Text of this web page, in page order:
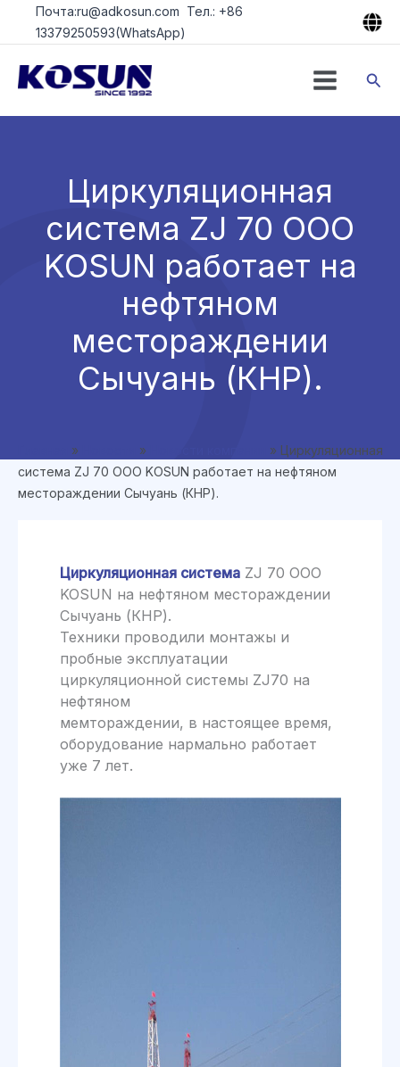
ПерейтиПочта:ru@adkosun.com Тел.: +86
13379250593(WhatsApp)
Циркуляционная
система ZJ 70 ООО
KOSUN работает на
нефтяном
местораждении
Сычуань (КНР).
» » » Циркуляционная
система ZJ 70 ООО KOSUN работает на нефтяном
местораждении Сычуань (КНР).
Циркуляционная системаZJ 70 ООО
KOSUN на нефтяном местораждении
Сычуань (КНР).
Техники проводили монтажы и
пробные эксплуатации
циркуляционной системы ZJ70 на
нефтяном
мемтораждении, в настоящее время,
оборудование нармально работает
уже 7 лет.